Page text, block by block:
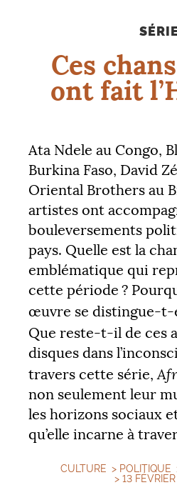
Ces
ont fait
Ata Ndele au Congo,
Burkina Faso, David
Oriental Brothers au
artistes ont
bouleversements
pays. Quelle est la
emblématique qui
cette période ?
œuvre se distingue-t-
Que reste-t-il de ces
disques dans
travers cette série,
non seulement leur
les horizons sociaux
qu’elle incarne à
CULTURE > POLITIQUE
> 13